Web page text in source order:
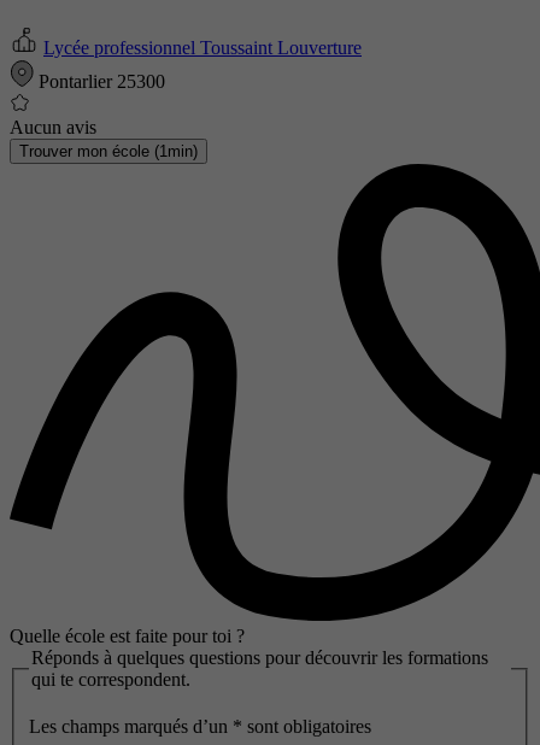
Lycée professionnel Toussaint Louverture
Pontarlier 25300
Aucun avis
Trouver mon école (1min)
Quelle école est faite pour toi ?
Réponds à quelques questions pour découvrir les formations
qui te correspondent.
Les champs marqués d’un * sont obligatoires